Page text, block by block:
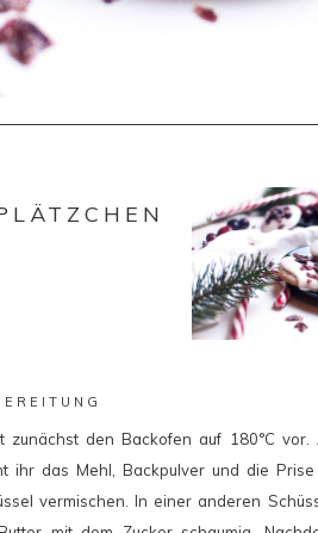
zunächst den Backofen auf 180°C vor.
ihr das Mehl, Backpulver und die
vermischen. In einer anderen